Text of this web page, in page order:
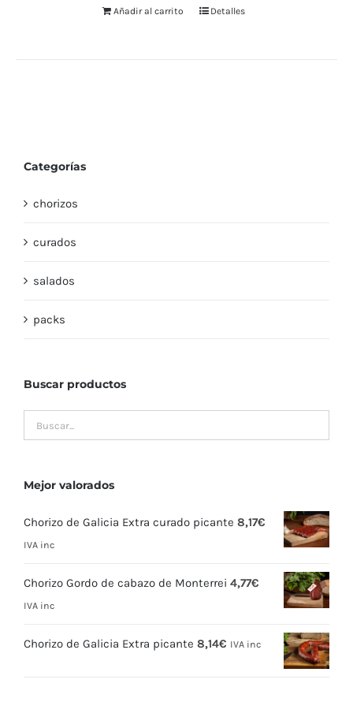
Añadir al carrito Detalles
Categorías
chorizos
curados
salados
packs
Buscar productos
Mejor valorados
Chorizo de Galicia Extra curado picante 8,17€
IVA inc
Chorizo Gordo de cabazo de Monterrei 4,77€
IVA inc
Chorizo de Galicia Extra picante 8,14€ IVA inc